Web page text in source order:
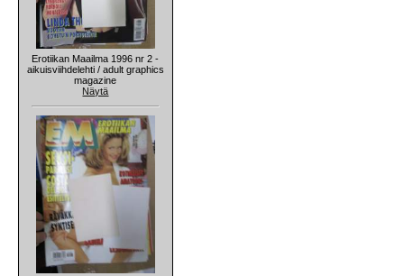
Erotiikan Maailma 1996 nr 2 -
aikuisviihdelehti / adult graphics
magazine
Näytä